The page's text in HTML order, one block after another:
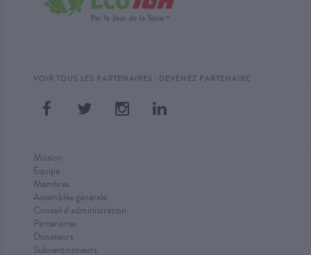
VOIR TOUS LES PARTENAIRES · DEVENEZ PARTENAIRE
Mission
Équipe
Membres
Assemblée générale
Conseil d’administration
Partenaires
Donateurs
Subventionneurs